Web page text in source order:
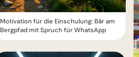
Motivation für die Einschulung: Bär am
Bergpfad mit Spruch für WhatsApp